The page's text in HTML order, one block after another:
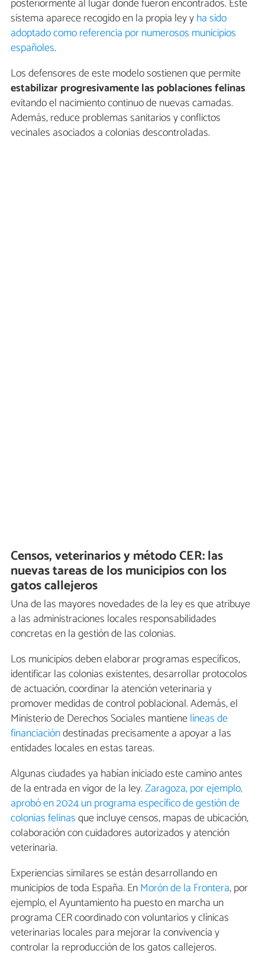
posteriormente al lugar donde fueron encontrados. Este
sistema aparece recogido en la propia ley yha sido
adoptado como referencia por numerosos municipios
españoles.
Los defensores de este modelo sostienen que permite
estabilizar progresivamente las poblaciones felinas
evitando el nacimiento continuo de nuevas camadas.
Además, reduce problemas sanitarios y conflictos
vecinales asociados a colonias descontroladas.
Censos, veterinarios y método CER: las
nuevas tareas de los municipios con los
gatos callejeros
Una de las mayores novedades de la ley es que atribuye
a las administraciones locales responsabilidades
concretas en la gestión de las colonias.
Los municipios deben elaborar programas específicos,
identificar las colonias existentes, desarrollar protocolos
de actuación, coordinar la atención veterinaria y
promover medidas de control poblacional. Además, el
Ministerio de Derechos Sociales mantienelíneas de
financiacióndestinadas precisamente a apoyar a las
entidades locales en estas tareas.
Algunas ciudades ya habían iniciado este camino antes
de la entrada en vigor de la ley.Zaragoza, por ejemplo,
aprobó en 2024 un programa específico de gestión de
colonias felinasque incluye censos, mapas de ubicación,
colaboración con cuidadores autorizados y atención
veterinaria.
Experiencias similares se están desarrollando en
municipios de toda España. EnMorón de la Frontera, por
ejemplo, el Ayuntamiento ha puesto en marcha un
programa CER coordinado con voluntarios y clínicas
veterinarias locales para mejorar la convivencia y
controlar la reproducción de los gatos callejeros.